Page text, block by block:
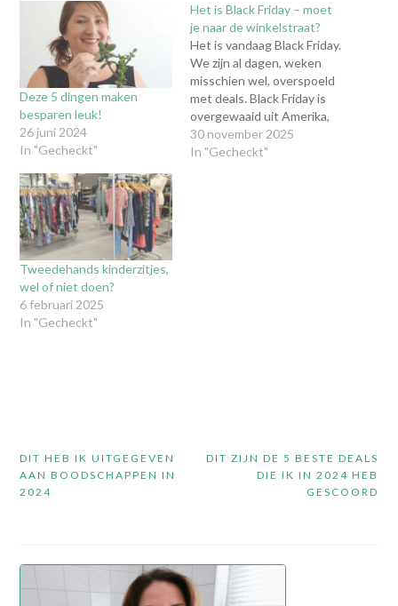
Deze 5 dingen maken
besparen leuk!
26 juni 2024
In "Gecheckt"
Het is Black Friday – moet
je naar de winkelstraat?
Het is vandaag Black Friday.
We zijn al dagen, weken
misschien wel, overspoeld
met deals. Black Friday is
overgewaaid uit Amerika,
waar mensen in de nacht
na Thanksgiving de winkels
30 november 2025
In "Gecheckt"
Tweedehands kinderzitjes,
wel of niet doen?
6 februari 2025
In "Gecheckt"
navigatie
DIT ZIJN DE 5 BESTE DEALS
DIE IK IN 2024 HEB
GESCOORD
DIT HEB IK UITGEGEVEN
AAN BOODSCHAPPEN IN
2024